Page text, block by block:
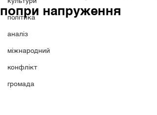
політика
аналіз
міжнародний
конфлікт
громада
попри напруження